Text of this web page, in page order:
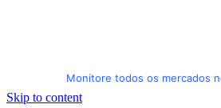
Monitore todos os mercados
Skip to content